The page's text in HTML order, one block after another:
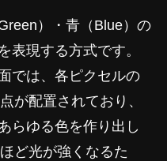
）・青（Blue）の
表現する方式です。
では、各ピクセルの
が配置されており、
らゆる色を作り出し
ど光が強くなるた